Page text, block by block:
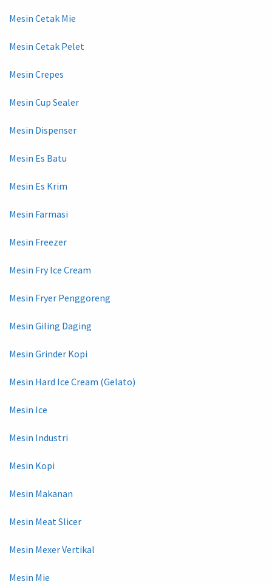
Mesin Cetak Mie
Mesin Cetak Pelet
Mesin Crepes
Mesin Cup Sealer
Mesin Dispenser
Mesin Es Batu
Mesin Es Krim
Mesin Farmasi
Mesin Freezer
Mesin Fry Ice Cream
Mesin Fryer Penggoreng
Mesin Giling Daging
Mesin Grinder Kopi
Mesin Hard Ice Cream (Gelato)
Mesin Ice
Mesin Industri
Mesin Kopi
Mesin Makanan
Mesin Meat Slicer
Mesin Mexer Vertikal
Mesin Mie